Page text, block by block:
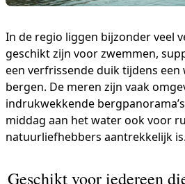
In de regio liggen bijzonder veel
geschikt zijn voor zwemmen,
een verfrissende duik tijdens een
bergen. De meren zijn vaak
indrukwekkende
middag aan het water ook voor
natuurliefhebbers aantrekkelijk is.
Geschikt voor iedereen